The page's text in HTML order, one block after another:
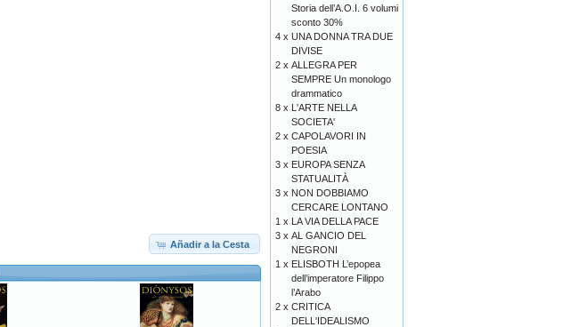
Añadir a la Cesta
Storia dell’A.O.I. 6 volumi
sconto 30%
4 x UNA DONNA TRA DUE
DIVISE
2 x ALLEGRA PER
SEMPRE Un monologo
drammatico
8 x L'ARTE NELLA
SOCIETA'
2 x CAPOLAVORI IN
POESIA
3 x EUROPA SENZA
STATUALITÀ
3 x NON DOBBIAMO
CERCARE LONTANO
1 x LA VIA DELLA PACE
3 x AL GANCIO DEL
NEGRONI
1 x ELISBOTH L’epopea
dell’imperatore Filippo
l’Arabo
2 x CRITICA
DELL'IDEALISMO